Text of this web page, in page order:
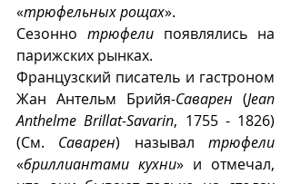
«трюфельных рощах».
Сезонно трюфели появлялись на
парижских рынках.
Французский писатель и гастроном
Жан Антельм Брийя-Саварен (Jean
Anthelme Brillat-Savarin, 1755 - 1826)
(См. Саварен) называл трюфели
«бриллиантами кухни» и отмечал,